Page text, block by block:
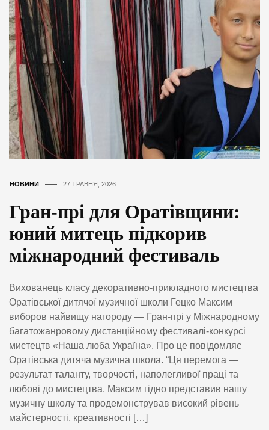
НОВИНИ 27 ТРАВНЯ, 2026
Гран-прі для Оратівщини:
юний митець підкорив
міжнародний фестиваль
Вихованець класу декоративно-прикладного мистецтва
Оратівської дитячої музичної школи Гецко Максим
виборов найвищу нагороду — Гран-прі у Міжнародному
багатожанровому дистанційному фестивалі-конкурсі
мистецтв «Наша люба Україна». Про це повідомляє
Оратівська дитяча музична школа. “Ця перемога —
результат таланту, творчості, наполегливої праці та
любові до мистецтва. Максим гідно представив нашу
музичну школу та продемонстрував високий рівень
майстерності, креативності […]